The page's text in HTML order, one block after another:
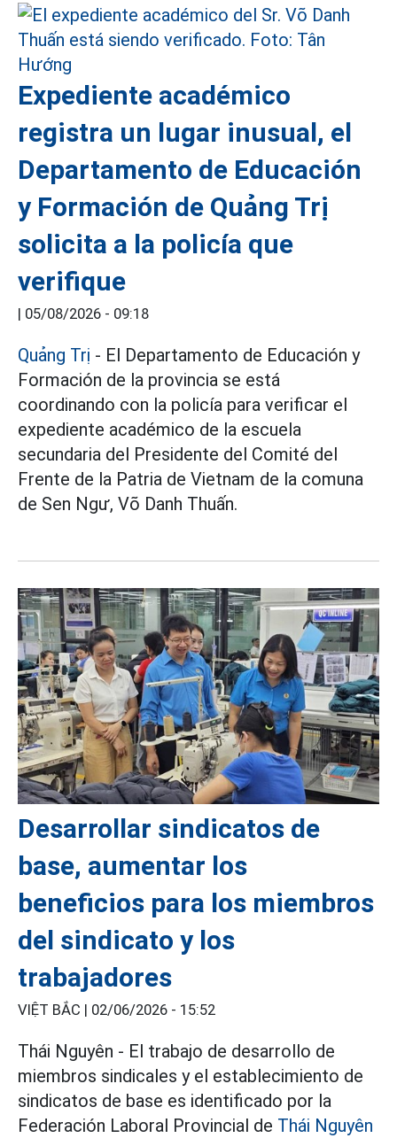
Expediente académico
registra un lugar inusual, el
Departamento de Educación
y Formación de Quảng Trị
solicita a la policía que
verifique
| 05/08/2026 - 09:18
Quảng Trị - El Departamento de Educación y
Formación de la provincia se está
coordinando con la policía para verificar el
expediente académico de la escuela
secundaria del Presidente del Comité del
Frente de la Patria de Vietnam de la comuna
de Sen Ngư, Võ Danh Thuấn.
Desarrollar sindicatos de
base, aumentar los
beneficios para los miembros
del sindicato y los
trabajadores
VIỆT BẮC | 02/06/2026 - 15:52
Thái Nguyên - El trabajo de desarrollo de
miembros sindicales y el establecimiento de
sindicatos de base es identificado por la
Federación Laboral Provincial de Thái Nguyên